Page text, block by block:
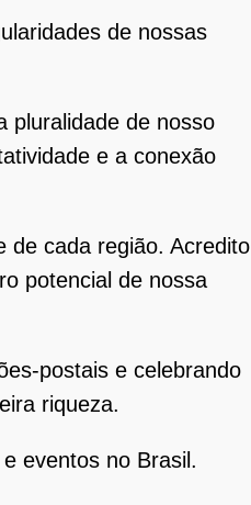
de nossas
pluralidade de nosso
e a conexão
de cada região. Acredito
potencial de nossa
postais e celebrando
riqueza.
eventos no Brasil.